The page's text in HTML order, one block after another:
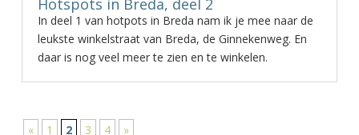
Hotspots in Breda, deel 2
In deel 1 van hotpots in Breda nam ik je mee naar de
leukste winkelstraat van Breda, de Ginnekenweg. En
daar is nog veel meer te zien en te winkelen.
« 1 2 3 4 »